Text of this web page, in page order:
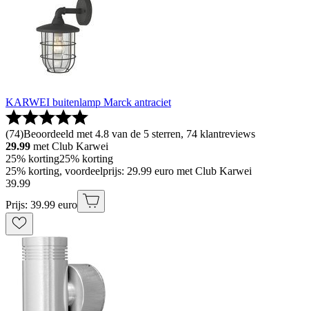
KARWEI buitenlamp Marck antraciet
(74)Beoordeeld met 4.8 van de 5 sterren, 74 klantreviews
29.99 met Club Karwei
25% korting25% korting
25% korting, voordeelprijs: 29.99 euro met Club Karwei
39.99
Prijs: 39.99 euro